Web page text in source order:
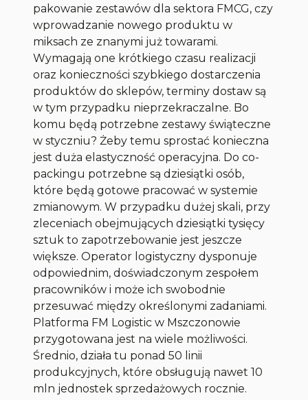
pakowanie zestawów dla sektora FMCG, czy
wprowadzanie nowego produktu w
miksach ze znanymi już towarami.
Wymagają one krótkiego czasu realizacji
oraz konieczności szybkiego dostarczenia
produktów do sklepów, terminy dostaw są
w tym przypadku nieprzekraczalne. Bo
komu będą potrzebne zestawy świąteczne
w styczniu? Żeby temu sprostać konieczna
jest duża elastyczność operacyjna. Do co-
packingu potrzebne są dziesiątki osób,
które będą gotowe pracować w systemie
zmianowym. W przypadku dużej skali, przy
zleceniach obejmujących dziesiątki tysięcy
sztuk to zapotrzebowanie jest jeszcze
większe. Operator logistyczny dysponuje
odpowiednim, doświadczonym zespołem
pracowników i może ich swobodnie
przesuwać między określonymi zadaniami.
Platforma FM Logistic w Mszczonowie
przygotowana jest na wiele możliwości.
Średnio, działa tu ponad 50 linii
produkcyjnych, które obsługują nawet 10
mln jednostek sprzedażowych rocznie.